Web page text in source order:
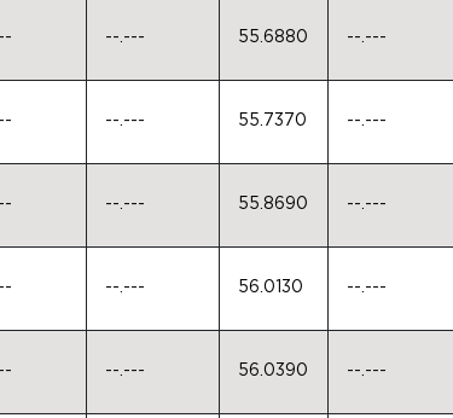
--.--- 55.6880 --.---
--.--- 55.7370 --.---
--.--- 55.8690 --.---
--.--- 56.0130 --.---
--.--- 56.0390 --.---